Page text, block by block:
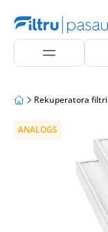
Rekuperatora filtri
ANALOGS